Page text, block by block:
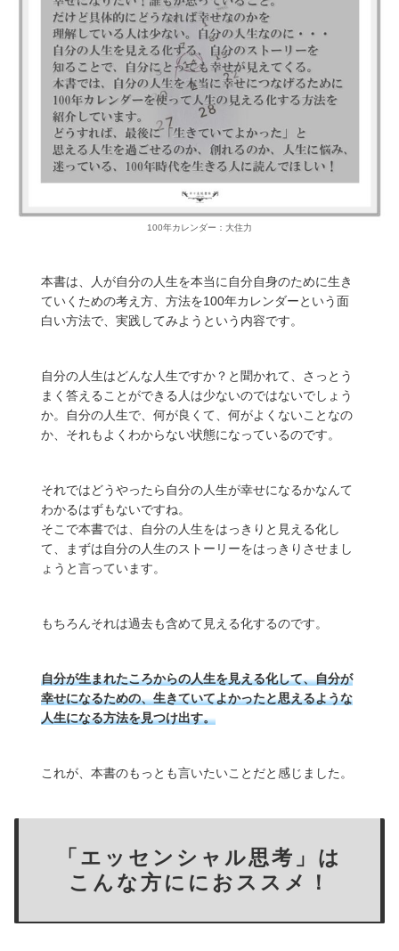
100年カレンダー：大住力
本書は、人が自分の人生を本当に自分自身のために生き
ていくための考え方、方法を100年カレンダーという面
白い方法で、実践してみようという内容です。
自分の人生はどんな人生ですか？と聞かれて、さっとう
まく答えることができる人は少ないのではないでしょう
か。自分の人生で、何が良くて、何がよくないことなの
か、それもよくわからない状態になっているのです。
それではどうやったら自分の人生が幸せになるかなんて
わかるはずもないですね。
そこで本書では、自分の人生をはっきりと見える化し
て、まずは自分の人生のストーリーをはっきりさせまし
ょうと言っています。
もちろんそれは過去も含めて見える化するのです。
自分が生まれたころからの人生を見える化して、自分が
幸せになるための、生きていてよかったと思えるような
人生になる方法を見つけ出す。
これが、本書のもっとも言いたいことだと感じました。
「エッセンシャル思考」は
こんな方ににおススメ！